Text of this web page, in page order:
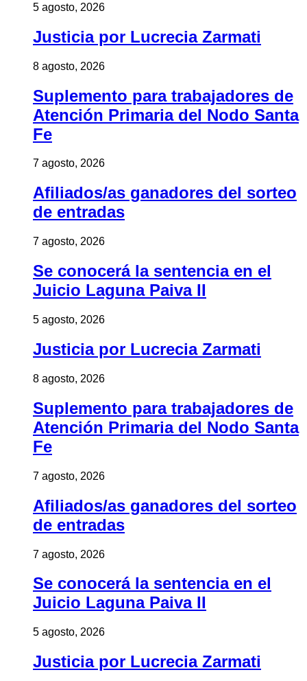
5 agosto, 2026
Justicia por Lucrecia Zarmati
8 agosto, 2026
Suplemento para trabajadores de
Atención Primaria del Nodo Santa
Fe
7 agosto, 2026
Afiliados/as ganadores del sorteo
de entradas
7 agosto, 2026
Se conocerá la sentencia en el
Juicio Laguna Paiva II
5 agosto, 2026
Justicia por Lucrecia Zarmati
8 agosto, 2026
Suplemento para trabajadores de
Atención Primaria del Nodo Santa
Fe
7 agosto, 2026
Afiliados/as ganadores del sorteo
de entradas
7 agosto, 2026
Se conocerá la sentencia en el
Juicio Laguna Paiva II
5 agosto, 2026
Justicia por Lucrecia Zarmati